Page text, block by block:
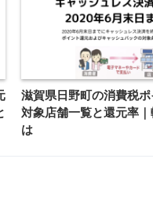
滋賀県日野町の消費税
対象店舗一覧と還元率
は